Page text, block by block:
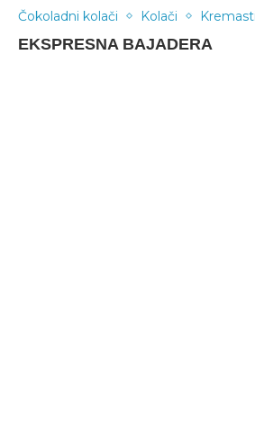
Čokoladni kolači Kolači
EKSPRESNA BAJADERA